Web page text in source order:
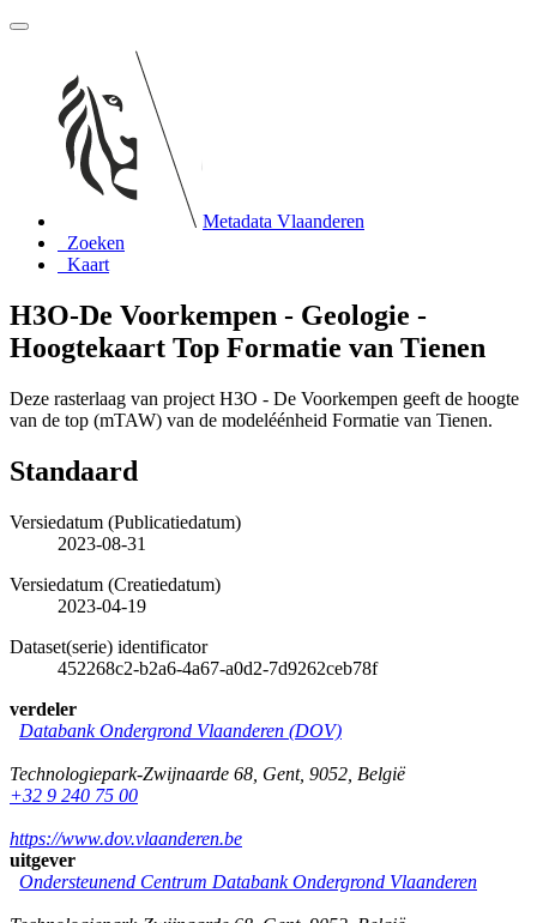
Metadata Vlaanderen
Zoeken
Kaart
H3O-De Voorkempen - Geologie -
Hoogtekaart Top Formatie van Tienen
Deze rasterlaag van project H3O - De Voorkempen geeft de hoogte
van de top (mTAW) van de modeléénheid Formatie van Tienen.
Standaard
Versiedatum (Publicatiedatum)
2023-08-31
Versiedatum (Creatiedatum)
2023-04-19
Dataset(serie) identificator
452268c2-b2a6-4a67-a0d2-7d9262ceb78f
verdeler
Databank Ondergrond Vlaanderen (DOV)
Technologiepark-Zwijnaarde 68 Gent, 9052 België
+32 9 240 75 00
https://www.dov.vlaanderen.be
uitgever
Ondersteunend Centrum Databank Ondergrond Vlaanderen